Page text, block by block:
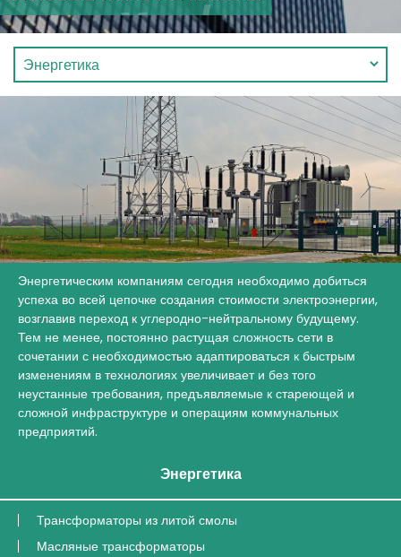
Энергетическим компаниям сегодня необходимо добиться
успеха во всей цепочке создания стоимости электроэнергии,
возглавив переход к углеродно-нейтральному будущему.
Тем не менее, постоянно растущая сложность сети в
сочетании с необходимостью адаптироваться к быстрым
изменениям в технологиях увеличивает и без того
неустанные требования, предъявляемые к стареющей и
сложной инфраструктуре и операциям коммунальных
предприятий.
Энергетика
Трансформаторы из литой смолы
Масляные трансформаторы